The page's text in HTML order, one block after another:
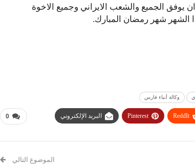
يوفق الجميع والشعب الايراني وجميع الاخوة
الشهر شهر رمضان المبارك.
وكالة أنباء فارس
0 ReddIt
Pinterest البريد الإلكتروني
الموضوع التالي